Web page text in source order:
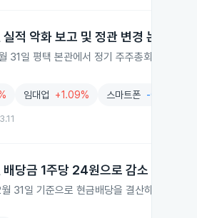
적 악화 보고 및 정관 변경 논의
31일 평택 본관에서 정기 주주총회를 열고,
임대업 +1.09% 스마트폰 -0.59%
당금 1주당 24원으로 감소
31일 기준으로 현금배당을 결산하며,